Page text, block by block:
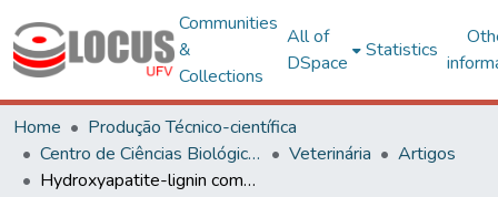
Communities
&
Collections
All of
DSpace
Statistics
Home
Produção Técnico-científica
Centro de Ciências Biológicas e da Saúde
Veterinária
Artigos
Hydroxyapatite-lignin composite as a metallic implant-bone tissue osseointegration improver: experimental study in dogs